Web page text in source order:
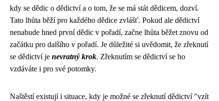
kdy se dědic o dědictví a o tom, že se má stát dědicem, dozví.
Tato lhůta běží pro každého dědice zvlášť. Pokud ale dědictví
nenabude hned první dědic v pořadí, začne lhůta běžet znovu od
začátku pro dalšího v pořadí. Je důležité si uvědomit, že zřeknutí
se dědictví je nevratný krok. Zřeknutím se dědictví se ho
vzdáváte i pro své potomky.
Naštěstí existují i situace, kdy je možné se zřeknutí dědictví "vzít